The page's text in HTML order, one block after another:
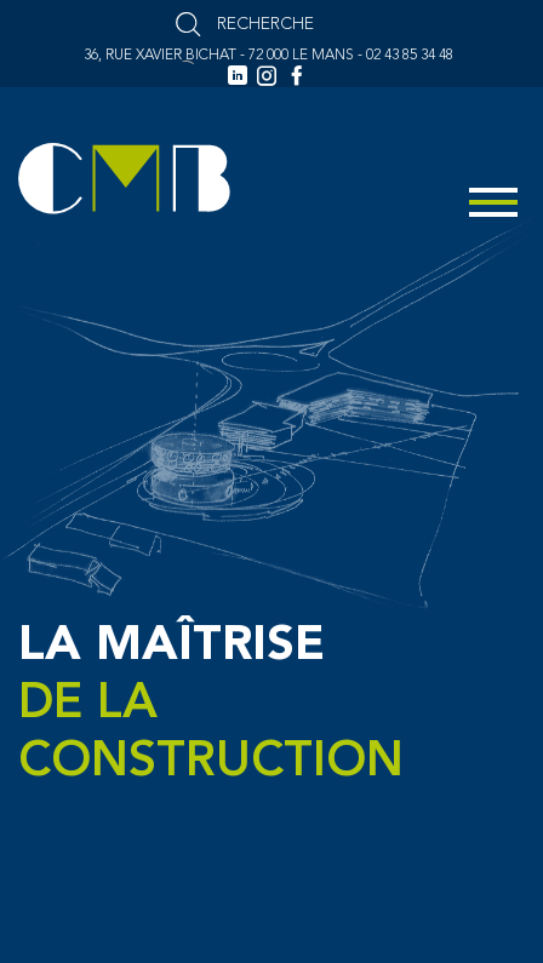
36, RUE XAVIER BICHAT - 72 000 LE MANS - 02 43 85 34 48
MENU
LA MAÎTRISE
DE LA
CONSTRUCTION